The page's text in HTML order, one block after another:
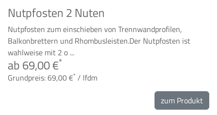
Nutpfosten 2 Nuten
Nutpfosten zum einschieben von Trennwandprofilen,
Balkonbrettern und Rhombusleisten.Der Nutpfosten ist
wahlweise mit 2 o ...
ab 69,00 €*
Grundpreis: 69,00 €* / lfdm
zum Produkt